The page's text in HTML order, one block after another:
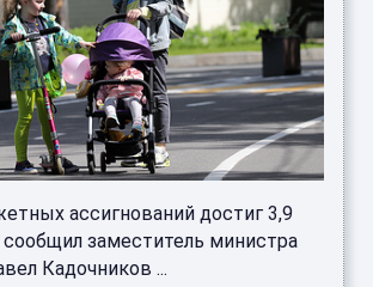
ассигнований достиг 3,9
сообщил заместитель министра
Кадочников ...